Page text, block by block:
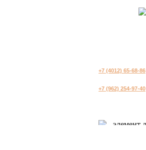
+7 (4012) 65-68-86
+7 (962) 254-97-40